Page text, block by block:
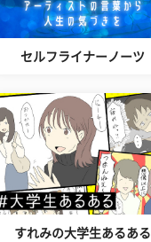
セルフライナーノーツ
すれみの大学生あるある